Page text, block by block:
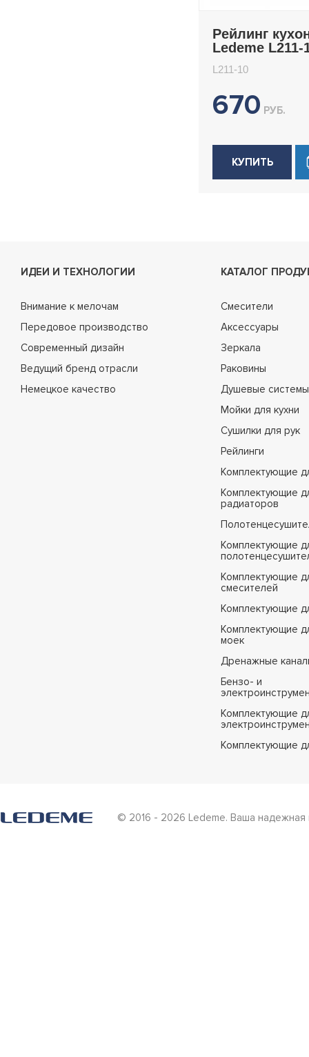
Рейлинг
Ledeme L211-
L211-10
670 РУБ.
КУПИТЬ
ИДЕИ И ТЕХНОЛОГИИ
Внимание к мелочам
Передовое производство
Современный дизайн
Ведущий бренд отрасли
Немецкое качество
КАТАЛОГ
Смесители
Аксессуары
Зеркала
Раковины
Душевые системы
Мойки для кухни
Сушилки для рук
Рейлинги
Комплектующие
Комплектующие
радиаторов
Комплектующие
Комплектующие
смесителей
Комплектующие
Комплектующие
моек
Дренажные
Бензо- и
Комплектующие
Комплектующие
© 2016 - 2026 Ledeme. Ваша